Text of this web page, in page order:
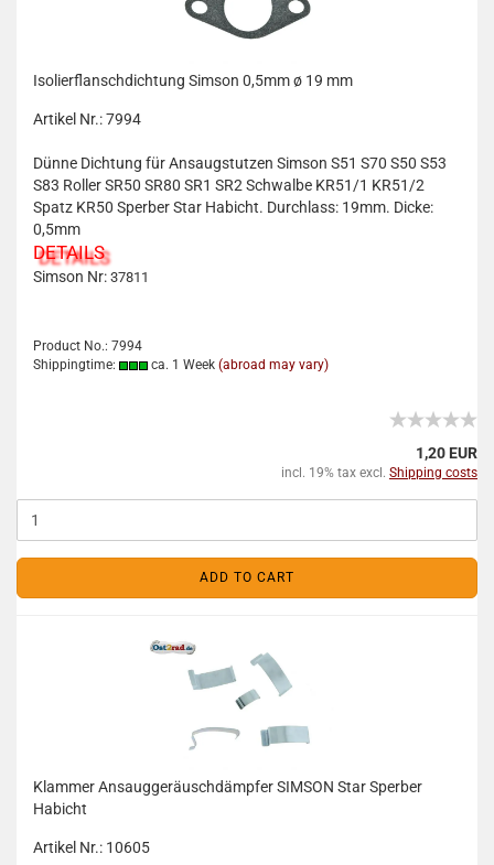
Isolierflanschdichtung Simson 0,5mm ø 19 mm
Artikel Nr.: 7994
Dünne Dichtung für Ansaugstutzen Simson S51 S70 S50 S53
S83 Roller SR50 SR80 SR1 SR2 Schwalbe KR51/1 KR51/2
Spatz KR50 Sperber Star Habicht. Durchlass: 19mm. Dicke:
0,5mm
DETAILS
Simson Nr: 37811
Product No.: 7994
Shippingtime:
ca. 1 Week (abroad may vary)
1,20 EUR
incl. 19% tax excl. Shipping costs
ADD TO CART
Klammer Ansauggeräuschdämpfer SIMSON Star Sperber
Habicht
Artikel Nr.: 10605